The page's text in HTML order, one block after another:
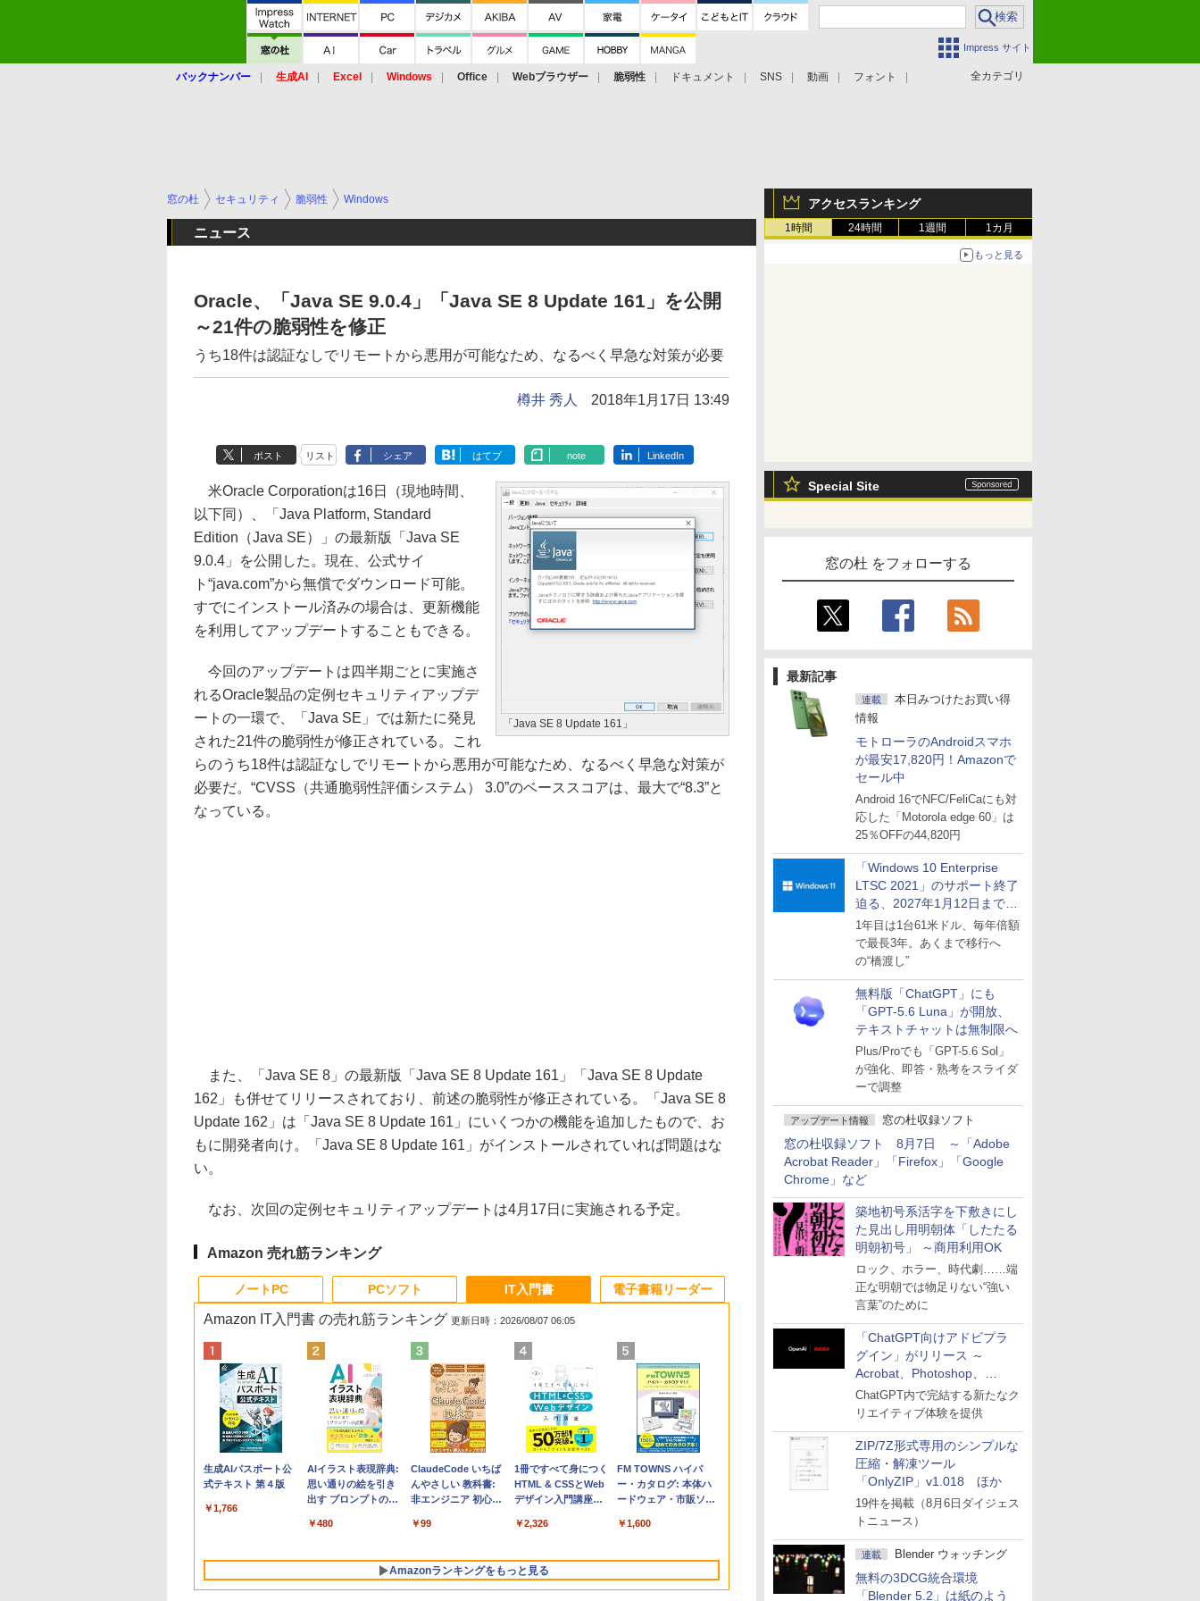
Impress サイト
全カテゴリ
バックナンバー 生成AI Excel Windows Office Webブラウザー 脆弱性 ドキュメント SNS 動画 フォント
アクセスランキング
1時間 24時間 1週間 1カ月
もっと見る
Special Site
窓の杜 をフォローする
最新記事
連載
本日みつけたお買い得
情報
モトローラのAndroidスマホ
が最安17,820円！Amazonで
セール中
Android 16でNFC/FeliCaにも対
応した「Motorola edge 60」は
25％OFFの44,820円
「Windows 10 Enterprise
LTSC 2021」のサポート終了
迫る、2027年1月12日まで
～ESUは9月1日から販売
1年目は1台61米ドル、毎年倍額
で最長3年。あくまで移行へ
の“橋渡し”
無料版「ChatGPT」にも
「GPT-5.6 Luna」が開放、
テキストチャットは無制限へ
Plus/Proでも「GPT-5.6 Sol」
が強化、即答・熟考をスライダ
ーで調整
アップデート情報 窓の杜収録ソフト
窓の杜収録ソフト 8月7日 ～「Adobe
Acrobat Reader」「Firefox」「Google
Chrome」など
築地初号系活字を下敷きにし
た見出し用明朝体「したたる
明朝初号」 ～商用利用OK
ロック、ホラー、時代劇……端
正な明朝では物足りない“強い
言葉”のために
「ChatGPT向けアドビプラ
グイン」がリリース ～
Acrobat、Photoshop、
Premiereなどの機能を1つの
プラグインに統合
ChatGPT内で完結する新たなク
リエイティブ体験を提供
ZIP/7Z形式専用のシンプルな
圧縮・解凍ツール
「OnlyZIP」v1.018 ほか
19件を掲載（8月6日ダイジェス
トニュース）
連載 Blender ウォッチング
無料の3DCG統合環境
「Blender 5.2」は紙のよう
窓の杜 セキュリティ 脆弱性 Windows
ニュース
Oracle、「Java SE 9.0.4」「Java SE 8 Update 161」を公開
～21件の脆弱性を修正
うち18件は認証なしでリモートから悪用が可能なため、なるべく早急な対策が必要
樽井 秀人 2018年1月17日 13:49
ポスト リスト シェア はてブ note LinkedIn
「Java SE 8 Update 161」
米Oracle Corporationは16日（現地時間、
以下同）、「Java Platform, Standard
Edition（Java SE）」の最新版「Java SE
9.0.4」を公開した。現在、公式サイ
ト“java.com”から無償でダウンロード可能。
すでにインストール済みの場合は、更新機能
を利用してアップデートすることもできる。
今回のアップデートは四半期ごとに実施さ
れるOracle製品の定例セキュリティアップデ
ートの一環で、「Java SE」では新たに発見
された21件の脆弱性が修正されている。これ
らのうち18件は認証なしでリモートから悪用が可能なため、なるべく早急な対策が
必要だ。“CVSS（共通脆弱性評価システム） 3.0”のベーススコアは、最大で“8.3”と
なっている。
また、「Java SE 8」の最新版「Java SE 8 Update 161」「Java SE 8 Update
162」も併せてリリースされており、前述の脆弱性が修正されている。「Java SE 8
Update 162」は「Java SE 8 Update 161」にいくつかの機能を追加したもので、お
もに開発者向け。「Java SE 8 Update 161」がインストールされていれば問題はな
い。
なお、次回の定例セキュリティアップデートは4月17日に実施される予定。
Amazon 売れ筋ランキング
ノートPC
Apple 2026
MacBook Neo A18
ンチノートブック：
Retinaディスプレ
512GB SSD、1080p
tomtoc 360°保護
15.6 16インチ パソコ
ンケース Dell NEC
dynabook Lenovo
￥2,952
Apple 2026
MacBook Air M5チ
ップ搭載13インチノ
Apple Intelligence、
Retinaディスプレ
イ、24GBユニファイ
ドメモリ、1TB
￥347,600
【Amazon.co.jp限
定】 HP ノートパソ
コン 15-fd 15.6イン
512GB SSD インテ
￥129,800
FMV ノートパソコン
WE1-K3 (MS 365
Personal/Copilotキー
型/Core i5/16GB/SSD
FMVWK3E15W_AZ
￥123,400
PCソフト
Robloxギフトカード
- 800 Robux 【限定
を含む】 【オンライ
インコード版
Microsoft Office
Home & Business
2024(最新 永続版)|オ
版|Windows11、
￥39,582
Robloxギフトカード
- 2,000 Robux 【限
定バーチャルアイテ
インゲームコード】
ラインコード版
￥3,200
Robloxギフトカード
- 1000 Robux 【限定
バーチャルアイテム
ンゲームコード】 ロ
ンコード版
￥1,600
Windows版 |
Minecraft (マインクラ
フト): Java & Bedrock
ード版
￥3,600
IT入門書
Amazon IT入門書 の売れ筋ランキング 更新日時：2026/08/07 06:05
生成AIパスポート公
式テキスト 第４版
￥1,766
AIイラスト表現辞典:
思い通りの絵を引き
出す プロンプトの言
ズ (はぴーイラスト
￥480
ClaudeCode いちば
んやさしい 教科書:
非エンジニア 初心者
マニュアル AI副業に
もKindle出版にも！
非エンジニアのため
のAIコーディング入
￥99
1冊ですべて身につく
HTML & CSSとWeb
デザイン入門講座
￥2,326
FM TOWNS ハイパ
ー・カタログ: 本体ハ
ードウェア・市販ソフ
トリストと最新エミュ
￥1,600
Amazonランキングをもっと見る
電子書籍リーダー